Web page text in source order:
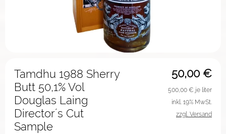
50,00 €
Tamdhu 1988 Sherry
Butt 50,1% Vol
Douglas Laing
Director´s Cut
Sample
500,00 € je liter
inkl. 19% MwSt.
zzgl. Versand